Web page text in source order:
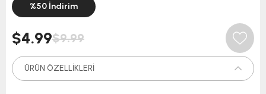
%50 İndirim
$9.99
$4.99
ÜRÜN ÖZELLIKLERI